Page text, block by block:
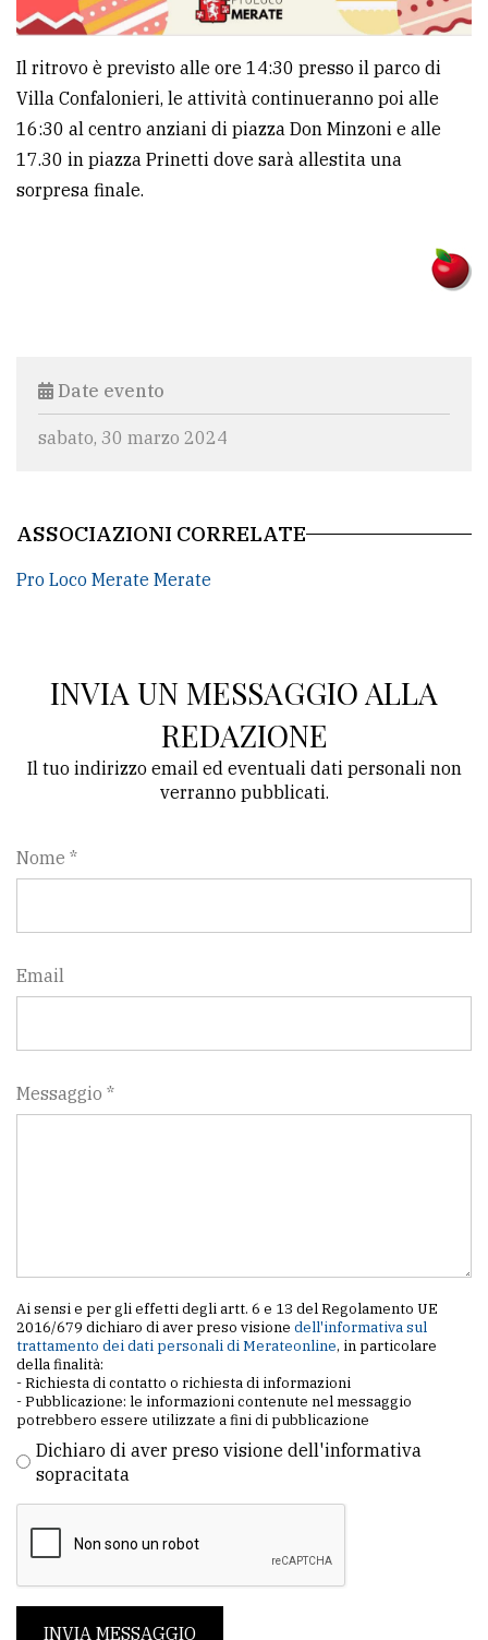
PRIVACY
Cookie
policy
Il ritrovo è previsto alle ore 14:30 presso il parco di
Villa Confalonieri, le attività continueranno poi alle
16:30 al centro anziani di piazza Don Minzoni e alle
17.30 in piazza Prinetti dove sarà allestita una
sorpresa finale.
Date evento
sabato, 30 marzo 2024
ASSOCIAZIONI CORRELATE
Pro Loco Merate Merate
INVIA UN MESSAGGIO ALLA
REDAZIONE
Il tuo indirizzo email ed eventuali dati personali non
verranno pubblicati.
Nome *
Email
Messaggio *
Ai sensi e per gli effetti degli artt. 6 e 13 del Regolamento UE
2016/679 dichiaro di aver preso visione dell'informativa sul
trattamento dei dati personali di Merateonline, in particolare
della finalità:
- Richiesta di contatto o richiesta di informazioni
- Pubblicazione: le informazioni contenute nel messaggio
potrebbero essere utilizzate a fini di pubblicazione
Dichiaro di aver preso visione dell'informativa
sopracitata
INVIA MESSAGGIO